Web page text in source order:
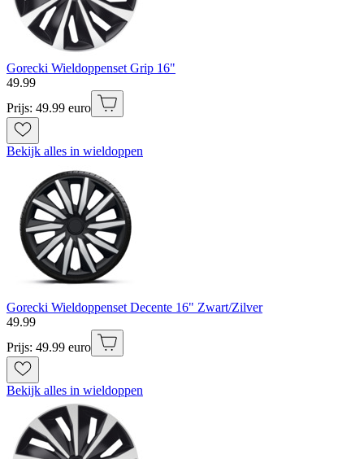
Gorecki Wieldoppenset Grip 16"
49.99
Prijs: 49.99 euro
Bekijk alles in wieldoppen
Gorecki Wieldoppenset Decente 16" Zwart/Zilver
49.99
Prijs: 49.99 euro
Bekijk alles in wieldoppen